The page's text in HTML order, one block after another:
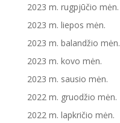
2023 m. rugpjūčio mėn.
2023 m. liepos mėn.
2023 m. balandžio mėn.
2023 m. kovo mėn.
2023 m. sausio mėn.
2022 m. gruodžio mėn.
2022 m. lapkričio mėn.